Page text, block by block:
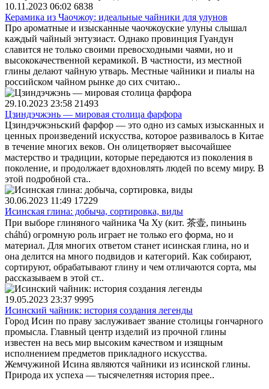
10.11.2023 06:02 6838
Керамика из Чаочжоу: идеальные чайники для улунов
Про ароматные и изысканные чаочжоуские улуны слышал
каждый чайный энтузиаст. Однако провинция Гуандун
славится не только своими превосходными чаями, но и
высококачественной керамикой. В частности, из местной
глины делают чайную утварь. Местные чайники и пиалы на
российском чайном рынке до сих считаю..
29.10.2023 23:58 21493
Цзиндэчжэнь — мировая столица фарфора
Цзиндэчжэньский фарфор — это одно из самых изысканных и
ценных произведений искусства, которое развивалось в Китае
в течение многих веков. Он олицетворяет высочайшее
мастерство и традиции, которые передаются из поколения в
поколение, и продолжает вдохновлять людей по всему миру. В
этой подробной ста..
30.06.2023 11:49 17229
Исинская глина: добыча, сортировка, виды
При выборе глиняного чайника Ча Ху (кит. 茶壶, пиньинь
cháhú) огромную роль играет не только его форма, но и
материал. Для многих ответом станет исинская глина, но и
она делится на много подвидов и категорий. Как собирают,
сортируют, обрабатывают глину и чем отличаются сорта, мы
рассказываем в этой ст..
19.05.2023 23:37 9995
Исинский чайник: история создания легенды
Город Исин по праву заслуживает звание столицы гончарного
промысла. Главный центр изделий из прочной глины
известен на весь мир высоким качеством и изящным
исполнением предметов прикладного искусства.
Жемчужиной Исина являются чайники из исинской глины.
Природа их успеха — тысячелетняя история прее..